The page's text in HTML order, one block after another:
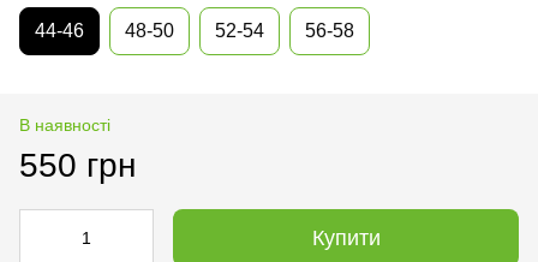
44-46 48-50 52-54 56-58
В наявності
550 грн
Купити